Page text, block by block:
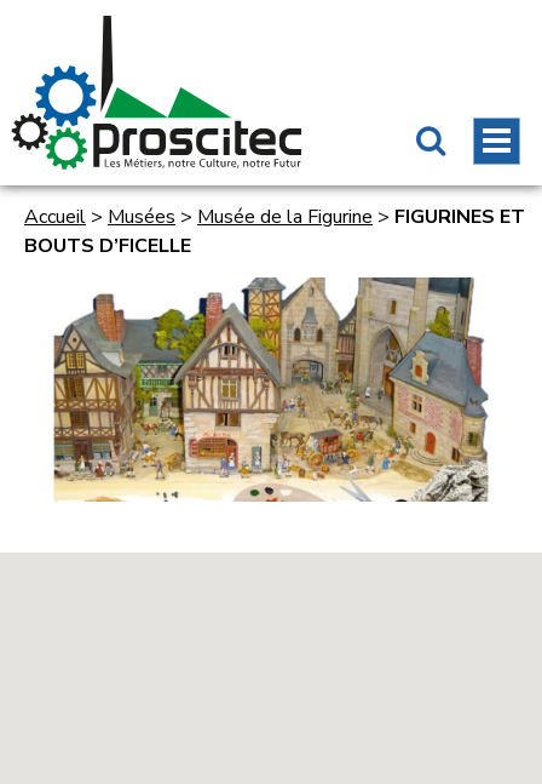
Accueil > Musées > Musée de la Figurine > FIGURINES ET
BOUTS D’FICELLE